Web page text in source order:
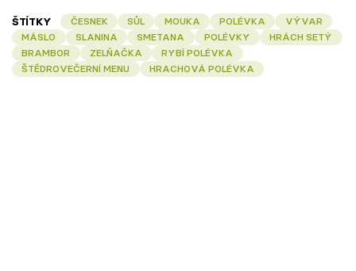
ŠTÍTKY ČESNEK SŮL MOUKA POLÉVKA
VÝVAR
MÁSLO
SLANINA SMETANA POLÉVKY
HRÁCH SETÝ
BRAMBOR
ZELŇAČKA
RYBÍ POLÉVKA
ŠTĚDROVEČERNÍ MENU
HRACHOVÁ POLÉVKA